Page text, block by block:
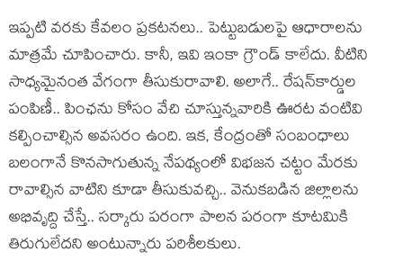
ఇప్ప‌టి వ‌ర‌కు కేవ‌లం ప్ర‌క‌ట‌న‌లు.. పెట్టుబ‌డుల‌పై ఆధారాల‌ను
మాత్ర‌మే చూపించారు. కానీ, ఇవి ఇంకా గ్రౌండ్ కాలేదు. వీటిని
సాధ్య‌మైనంత వేగంగా తీసుకురావాలి. అలాగే.. రేష‌న్‌కార్డుల
పంపిణీ.. పింఛ‌ను కోసం వేచి చూస్తున్న‌వారికి ఊర‌ట వంటివి
క‌ల్పించాల్సిన అవ‌స‌రం ఉంది. ఇక‌, కేంద్రంతో సంబంధాలు
బ‌లంగానే కొన‌సాగుతున్న నేప‌థ్యంలో విభ‌జ‌న చ‌ట్టం మేర‌కు
రావాల్సిన వాటిని కూడా తీసుకువ‌చ్చి.. వెనుక‌బ‌డిన జిల్లాల‌ను
అభివృద్ది చేస్తే.. స‌ర్కారు ప‌రంగా పాల‌న ప‌రంగా కూట‌మికి
తిరుగులేద‌ని అంటున్నారు ప‌రిశీల‌కులు.